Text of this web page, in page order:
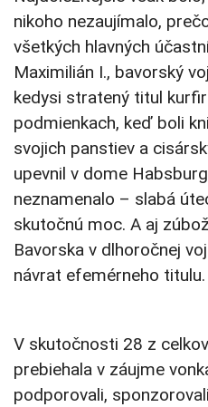
nikoho nezaujímalo,
všetkých hlavných
Maximilián I., bavorský
kedysi stratený titul
podmienkach, keď boli
svojich panstiev a
upevnil v dome
neznamenalo – slabá
skutočnú moc. A aj
Bavorska v dlhoročnej
návrat efemérneho titulu.
V skutočnosti 28 z
prebiehala v záujme
podporovali,